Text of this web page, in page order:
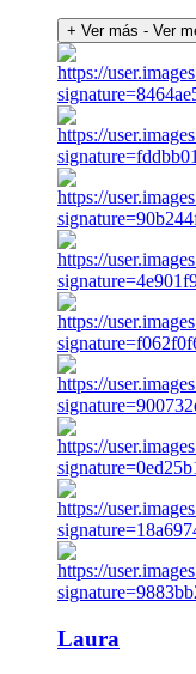
+ Ver más - Ver
Laura